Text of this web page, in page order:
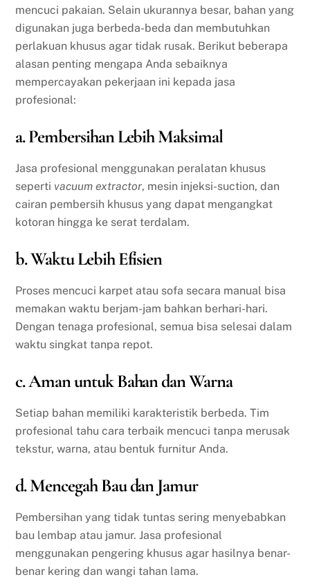
mencuci pakaian. Selain ukurannya besar, bahan yang
digunakan juga berbeda-beda dan membutuhkan
perlakuan khusus agar tidak rusak. Berikut beberapa
alasan penting mengapa Anda sebaiknya
mempercayakan pekerjaan ini kepada jasa
profesional:
a. Pembersihan Lebih Maksimal
Jasa profesional menggunakan peralatan khusus
seperti vacuum extractor, mesin injeksi-suction, dan
cairan pembersih khusus yang dapat mengangkat
kotoran hingga ke serat terdalam.
b. Waktu Lebih Efisien
Proses mencuci karpet atau sofa secara manual bisa
memakan waktu berjam-jam bahkan berhari-hari.
Dengan tenaga profesional, semua bisa selesai dalam
waktu singkat tanpa repot.
c. Aman untuk Bahan dan Warna
Setiap bahan memiliki karakteristik berbeda. Tim
profesional tahu cara terbaik mencuci tanpa merusak
tekstur, warna, atau bentuk furnitur Anda.
d. Mencegah Bau dan Jamur
Pembersihan yang tidak tuntas sering menyebabkan
bau lembap atau jamur. Jasa profesional
menggunakan pengering khusus agar hasilnya benar-
benar kering dan wangi tahan lama.